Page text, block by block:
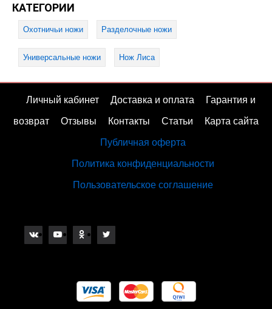
КАТЕГОРИИ
Охотничьи ножи Разделочные ножи
Универсальные ножи Нож Лиса
Личный кабинет Доставка и оплата Гарантия и
возврат Отзывы Контакты Статьи Карта сайта
Публичная оферта
Политика конфиденциальности
Пользовательское соглашение